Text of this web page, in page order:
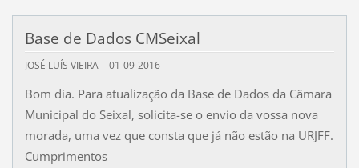
Base de Dados CMSeixal
JOSÉ LUÍS VIEIRA 01-09-2016
Bom dia. Para atualização da Base de Dados da Câmara
Municipal do Seixal, solicita-se o envio da vossa nova
morada, uma vez que consta que já não estão na URJFF.
Cumprimentos